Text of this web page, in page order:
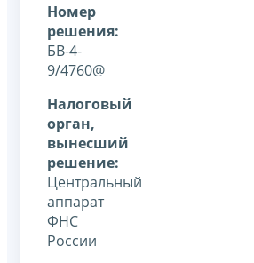
Номер
решения:
БВ-4-
9/4760@
Налоговый
орган,
вынесший
решение:
Центральный
аппарат
ФНС
России